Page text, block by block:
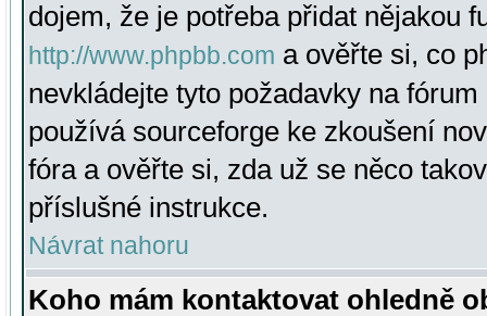
dojem, že je potřeba přidat nějakou
http://www.phpbb.com a ověřte si, co
nevkládejte tyto požadavky na
používá sourceforge ke zkoušení
fóra a ověřte si, zda už se něco
příslušné instrukce.
Návrat nahoru
Koho mám kontaktovat ohledně